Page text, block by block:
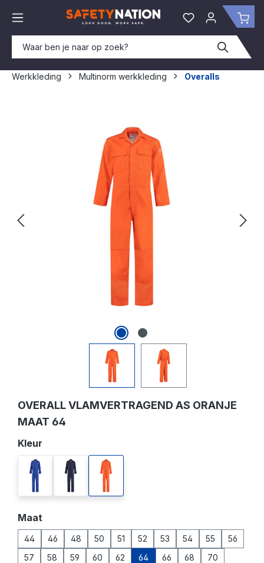
Je hebt 0 items
Werkkleding Multinorm werkkleding
Overalls
OVERALL VLAMVERTRAGEND AS ORANJE
MAAT 64
Selecteer
Kleur
korenblauwnavy oranje
Selecteer
Maat
44 46 48 50 51 52 53 54 55
56
57
58 59 60 62 64 66 68 70